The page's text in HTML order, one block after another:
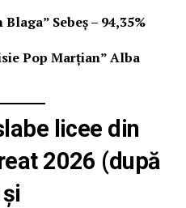
Sebeș – 94,35%
Pop Marțian” Alba
licee din
2026 (după